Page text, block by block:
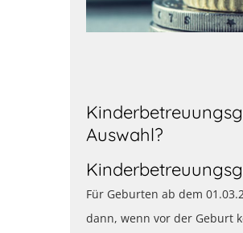
Auswahl?
Für Geburten ab dem
dann, wenn vor der Geburt